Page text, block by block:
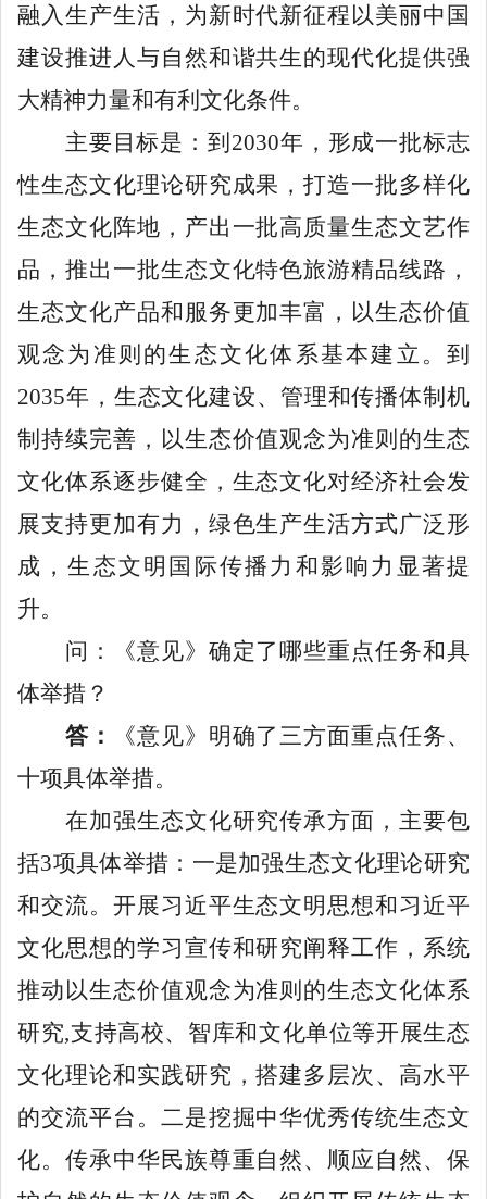
融入生产生活 ， 为新时代新征程以美丽中国
建设推进人与自然和谐共生的现代化提供强
大精神力量和有利文化条件。
主要目标是：到 2030年，形成一批标志
性生态文化理论研究成果，打造一批多样化
生态文化阵地，产出一批高质量生态文艺作
品，推出一批生态文化特色旅游精品线路，
生态文化产品和服务更加丰富，以生态价值
观念为准则的生态文化体系基本建立。到
2035年，生态文化建设、管理和传播体制机
制持续完善，以生态价值观念为准则的生态
文化体系逐步健全，生态文化对经济社会发
展支持更加有力，绿色生产生活方式广泛形
成，生态文明国际传播力和影响力显著提
升。
问：《意见》确定了哪些重点任务和具
体举措？
答：
《意见》明确了三方面重点任务、
十项具体举措。
在加强生态文化研究传承方面，主要包
括3项具体举措：一是加强生态文化理论研究
和交流。开展习近平生态文明思想和习近平
文化思想的学习宣传和研究阐释工作，系统
推动以生态价值观念为准则的生态文化体系
研究,支持高校、智库和文化单位等开展生态
文化理论和实践研究，搭建多层次、高水平
的交流平台。二是挖掘中华优秀传统生态文
化。传承中华民族尊重自然、顺应自然、保